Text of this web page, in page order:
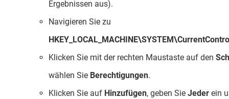
Ergebnissen aus).
Navigieren Sie zu
Klicken Sie mit der rechten Maustaste auf den
wählen Sie Berechtigungen.
Klicken Sie auf Hinzufügen, geben Sie Jeder ein